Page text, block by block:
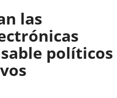
las
políticos